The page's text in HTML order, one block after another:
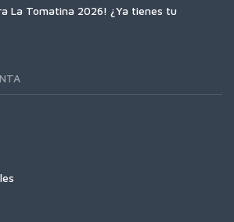
La Tomatina 2026! ¿Ya tienes tu